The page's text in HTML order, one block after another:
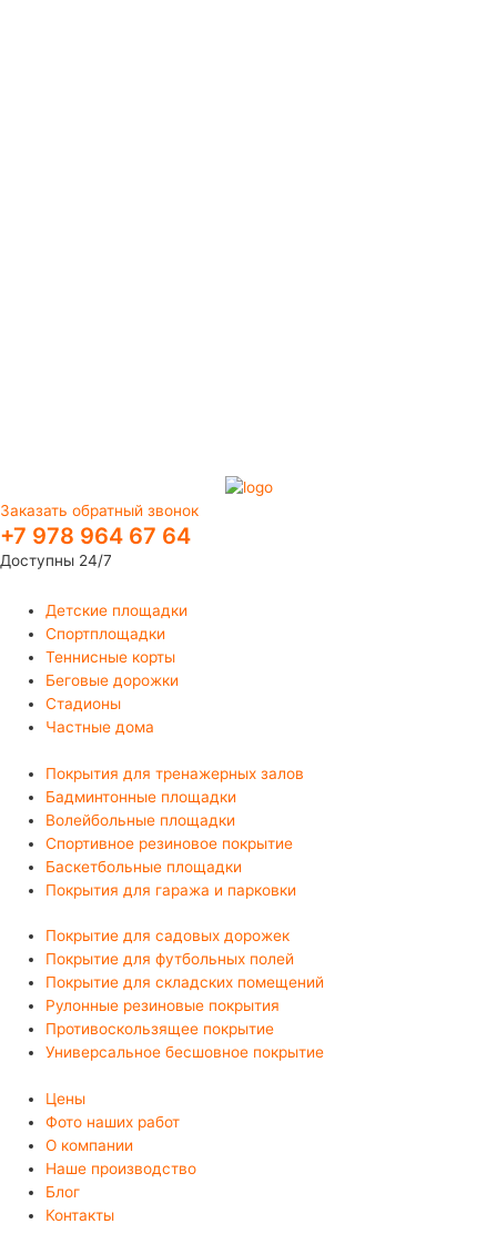
Заказать обратный звонок
+7 978 964 67 64
Доступны 24/7
Детские площадки
Спортплощадки
Теннисные корты
Беговые дорожки
Стадионы
Частные дома
Покрытия для тренажерных залов
Бадминтонные площадки
Волейбольные площадки
Спортивное резиновое покрытие
Баскетбольные площадки
Покрытия для гаража и парковки
Покрытие для садовых дорожек
Покрытие для футбольных полей
Покрытие для складских помещений
Рулонные резиновые покрытия
Противоскользящее покрытие
Универсальное бесшовное покрытие
Цены
Фото наших работ
О компании
Наше производство
Блог
Контакты